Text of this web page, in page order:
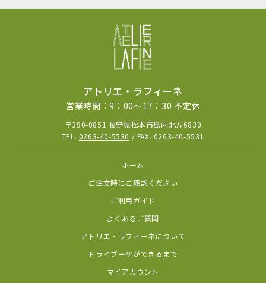
アトリエ・ラフィーネ
営業時間：9：00～17：30 不定休
〒390-0851 長野県松本市島内北方6830
TEL. 0263-40-5530 / FAX. 0263-40-5531
ホーム
ご注文時にご確認ください
ご利用ガイド
よくあるご質問
アトリエ・ラフィーネについて
ドライブーケができるまで
マイアカウント